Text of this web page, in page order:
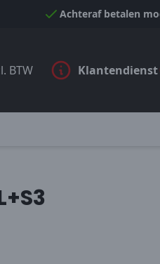
Achteraf betalen
BTW Klantendienst